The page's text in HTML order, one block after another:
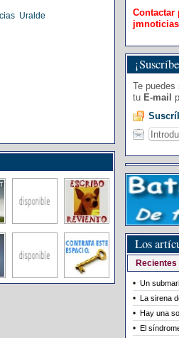
Uralde
Contactar
Te puedes
tu E-mail
Los
Recientes
Un
La sirena
Hay una
El